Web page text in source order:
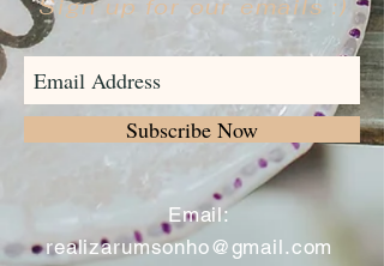
Sign up for our emails :)
Subscribe Now
​Email:
realizarumsonho@gmail.com